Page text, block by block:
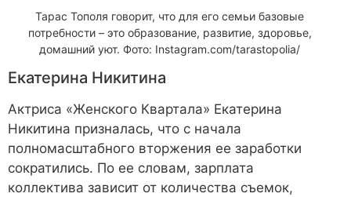
Тарас Тополя говорит, что для его семьи базовые
потребности – это образование, развитие, здоровье,
домашний уют. Фото: Instagram.com/tarastopolia/
Екатерина Никитина
Актриса «Женского Квартала» Екатерина
Никитина призналась, что с начала
полномасштабного вторжения ее заработки
сократились. По ее словам, зарплата
коллектива зависит от количества съемок,